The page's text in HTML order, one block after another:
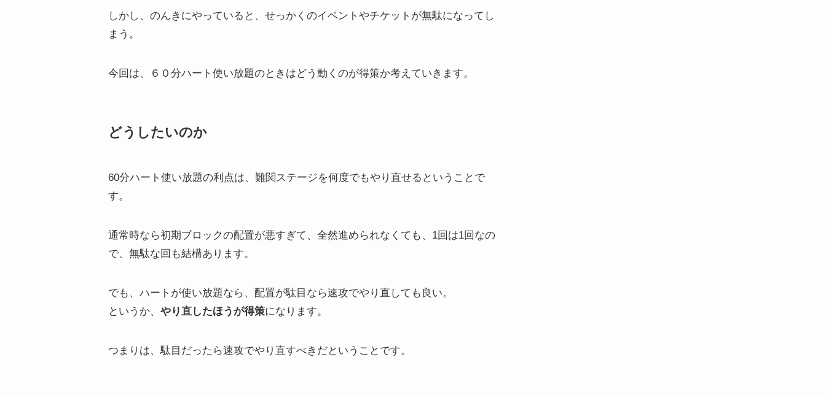
しかし、のんきにやっていると、せっかくのイベントやチケットが無駄になってし
まう。
今回は、６０分ハート使い放題のときはどう動くのが得策か考えていきます。
どうしたいのか
60分ハート使い放題の利点は、難関ステージを何度でもやり直せるということで
す。
通常時なら初期ブロックの配置が悪すぎて、全然進められなくても、1回は1回なの
で、無駄な回も結構あります。
でも、ハートが使い放題なら、配置が駄目なら速攻でやり直しても良い。
というか、 やり直したほうが得策になります。
つまりは、駄目だったら速攻でやり直すべきだということです。